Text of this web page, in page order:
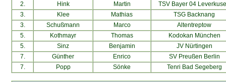
2.
Hink Martin
TSV Bayer 04
3.
Klee Mathias
TSG Backnang
3.
Schußmann Marco
Altentreptow
5.
Kothmayr Thomas
Kodokan München
5.
Sinz Benjamin
JV Nürtingen
7.
Günther Enrico
SV Preußen Berlin
7.
Popp Sönke Tenri Bad Segeberg